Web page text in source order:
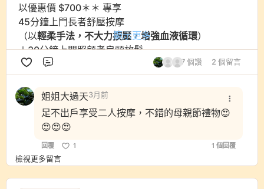
以優惠價 $700＊＊ 專享
45分鐘上門長者舒壓按摩
（以輕柔手法，不大力按壓，增強血液循環）
＋30分鐘上門照顧者肩頸放鬆
（優惠名額10位）
參與留言方法：
5月6日至15日，656會員於此帖文Post下方留言一
次＊＊，簡單寫出你作為照顧者，想「媽住鬆一
鬆」（照顧者與長者在家一同放鬆身心）的理由。
每個656會員帳號只限留言一次，重覆留言只以首次
留言計算。
顯示更多
7 個讚 2 個留言
姐姐大過天3月前
足不出戶享受二人按摩，不錯的母親節禮物😍
😍😍😍
回覆 1 1 個回覆
檢視更多留言